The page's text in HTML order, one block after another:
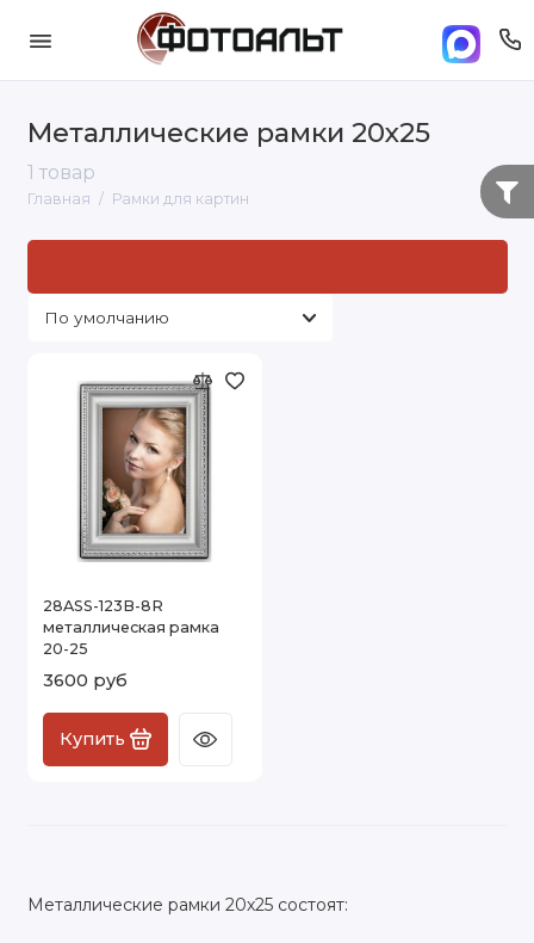
Металлические рамки 20х25
1 товар
Главная Рамки для картин
28ASS-123B-8R
металлическая рамка
20-25
3600 руб
Купить
Металлические рамки 20х25 состоят: